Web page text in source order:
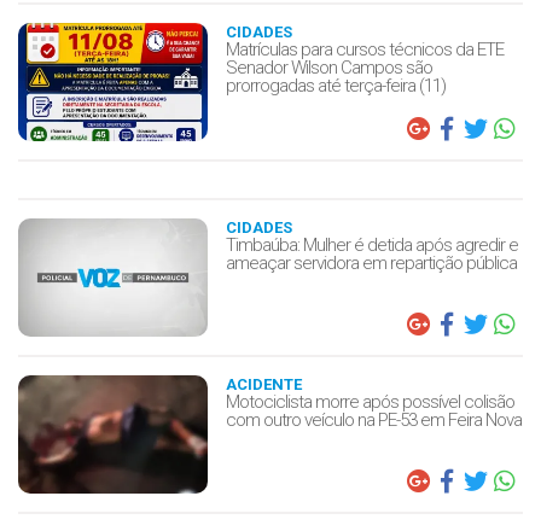
CIDADES
Matrículas para cursos técnicos da ETE
Senador Wilson Campos são
prorrogadas até terça-feira (11)
CIDADES
Timbaúba: Mulher é detida após agredir e
ameaçar servidora em repartição pública
ACIDENTE
Motociclista morre após possível colisão
com outro veículo na PE-53 em Feira Nova